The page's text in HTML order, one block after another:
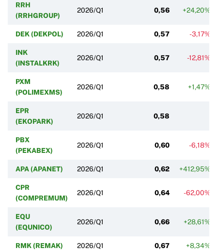
RRH
(RRHGROUP)
2026/Q1 0,56 +24,20%
DEK (DEKPOL) 2026/Q1 0,57 -3,17%
INK
(INSTALKRK)
2026/Q1 0,57 -12,81%
PXM
(POLIMEXMS)
2026/Q1 0,58 +1,47%
EPR
(EKOPARK)
2026/Q1 0,58
PBX
(PEKABEX)
2026/Q1 0,60 -6,18%
APA (APANET) 2026/Q1 0,62 +412,95%
CPR
(COMPREMUM)
2026/Q1 0,64 -62,00%
EQU
(EQUNICO)
2026/Q1 0,66 +28,61%
RMK (REMAK) 2026/Q1 0,67 +8,34%